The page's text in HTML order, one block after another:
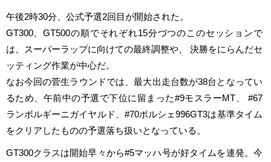
午後2時30分、公式予選2回目が開始された。
GT300、GT500の順でそれぞれ15分づつのこのセッションで
は、スーパーラップに向けての最終調整や、 決勝をにらんだセ
ッティング作業が中心だ。
なお今回の菅生ラウンドでは、最大出走台数が38台となってい
るため、午前中の予選で下位に留まった#9モスラーMT、 #67
ランボルギーニガイヤルド、#70ポルシェ996GT3は基準タイム
をクリアしたものの予選落ち扱いとなっている。
GT300クラスは開始早々から#5マッハ号が好タイムを連発。今